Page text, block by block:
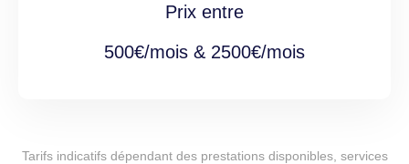
Prix entre
500€/mois & 2500€/mois
Tarifs indicatifs dépendant des prestations disponibles, services